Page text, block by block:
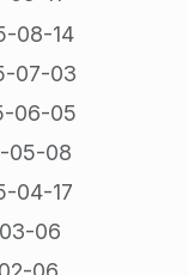
08-14
07-03
06-05
05-08
04-17
06